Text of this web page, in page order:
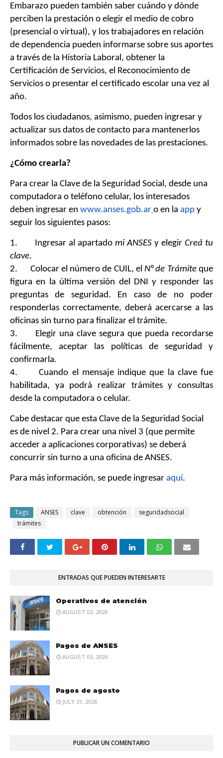
Embarazo pueden también saber cuándo y dónde
perciben la prestación o elegir el medio de cobro
(presencial o virtual), y los trabajadores en relación
de dependencia pueden informarse sobre sus aportes
a través de la Historia Laboral, obtener la
Certificación de Servicios, el Reconocimiento de
Servicios o presentar el certificado escolar una vez al
año.
Todos los ciudadanos, asimismo, pueden ingresar y
actualizar sus datos de contacto para mantenerlos
informados sobre las novedades de las prestaciones.
¿Cómo crearla?
Para crear la Clave de la Seguridad Social, desde una
computadora o teléfono celular, los interesados
deben ingresar en www.anses.gob.ar o en la app y
seguir los siguientes pasos:
1. Ingresar al apartado mi ANSES y elegir Creá tu
clave.
2. Colocar el número de CUIL, el N° de Trámiteque
figura en la última versión del DNI y responder las
preguntas de seguridad. En caso de no poder
responderlas correctamente, deberá acercarse a las
oficinas sin turno para finalizar el trámite.
3. Elegir una clave segura que pueda recordarse
fácilmente, aceptar las políticas de seguridad y
confirmarla.
4. Cuando el mensaje indique que la clave fue
habilitada, ya podrá realizar trámites y consultas
desde la computadora o celular.
Cabe destacar que esta Clave de la Seguridad Social
es de nivel 2. Para crear una nivel 3 (que permite
acceder a aplicaciones corporativas) se deberá
concurrir sin turno a una oficina de ANSES.
Para más información, se puede ingresar aquí.
Tags ANSES clave obtención
seguridadsocial
trámites
ENTRADAS QUE PUEDEN INTERESARTE
Operativos de atención
AUGUST 03, 2026
Pagos de ANSES
AUGUST 03, 2026
Pagos de agosto
JULY 31, 2026
PUBLICAR UN COMENTARIO